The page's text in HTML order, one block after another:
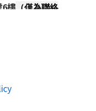
6樓 （僅為聯絡